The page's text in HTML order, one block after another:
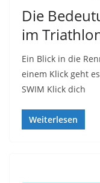
Die
im
Ein Blick in die
einem Klick geht
SWIM Klick dich
Weiterlesen